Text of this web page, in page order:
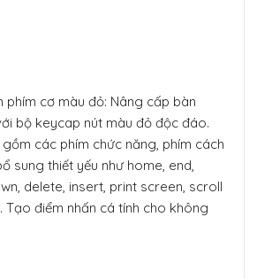
phím cơ màu đỏ: Nâng cấp bàn
bộ keycap nút màu đỏ độc đáo.
các phím chức năng, phím cách
sung thiết yếu như home, end,
delete, insert, print screen, scroll
Tạo điểm nhấn cá tính cho không